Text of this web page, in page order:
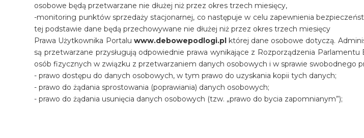
osobowe będą przetwarzane nie dłużej niż przez okres trzech miesięcy,
-monitoring punktów sprzedaży stacjonarnej, co następuje w celu zapewnienia
tej podstawie dane będą przechowywane nie dłużej niż przez okres trzech miesięcy
Prawa Użytkownika Portalu www.debowepodlogi.plktórej dane osobowe dotyczą.
są przetwarzane przysługują odpowiednie prawa wynikające z Rozporządzenia
osób fizycznych w związku z przetwarzaniem danych osobowych i w sprawie swobodnego
- prawo dostępu do danych osobowych, w tym prawo do uzyskania kopii tych danych;
- prawo do żądania sprostowania (poprawiania) danych osobowych;
- prawo do żądania usunięcia danych osobowych (tzw. „prawo do bycia zapomnianym”);